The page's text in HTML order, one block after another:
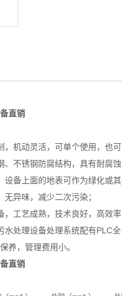
直销
，机动灵活，可单个使用，也可
、不锈钢防腐结构，具有耐腐
设备上面的地表可作为绿化或
异味，减少二次污染；
，工艺成熟，技术良好，高效
水处理设备处理系统配有PLC
养，管理费用小。
直销